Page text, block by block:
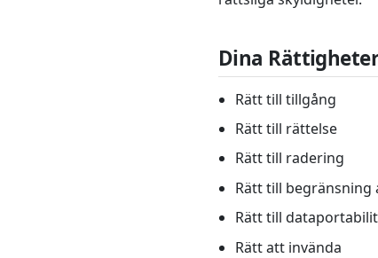
Dina
Rätt till tillgång
Rätt till rättelse
Rätt till radering
Rätt till begränsning
Rätt till
Rätt att invända